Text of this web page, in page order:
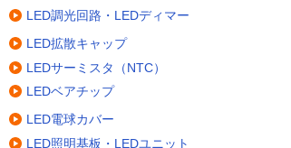
LED調光回路・LEDディマー
LED拡散キャップ
LEDサーミスタ（NTC）
LEDベアチップ
LED電球カバー
LED照明基板・LEDユニット